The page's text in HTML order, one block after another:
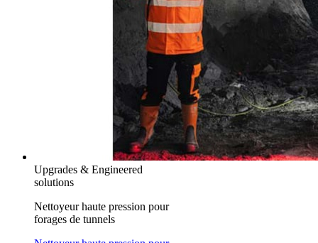
Upgrades & Engineered
solutions
Nettoyeur haute pression pour
forages de tunnels